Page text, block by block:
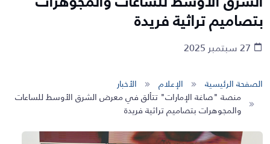
بتصاميم تراثية فريدة
الصفحة الرئيسية الإعلام
الأخبار
منصة "صاغة الإمارات" تتألق في معرض الشرق الأوسط للساعات
والمجوهرات بتصاميم تراثية فريدة